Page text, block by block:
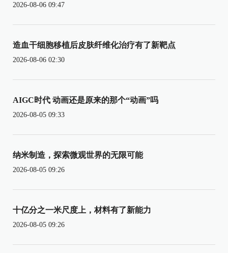
2026-08-06 09:47
造血干细胞移植后皮肤纤维化治疗有了新靶点
2026-08-06 02:30
AIGC时代 动画还是原来的那个“动画”吗
2026-08-05 09:33
纳米制造，探索微观世界的无限可能
2026-08-05 09:26
十亿分之一米尺度上，材料有了新能力
2026-08-05 09:26